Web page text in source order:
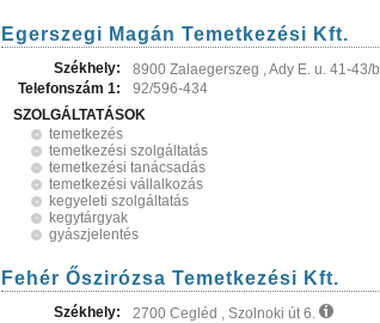
Egerszegi Magán Temetkezési Kft.
Székhely:
8900 Zalaegerszeg , Ady E. u. 41-43/b
Telefonszám 1:
92/596-434
SZOLGÁLTATÁSOK
temetkezés
temetkezési szolgáltatás
temetkezési tanácsadás
temetkezési vállalkozás
kegyeleti szolgáltatás
kegytárgyak
gyászjelentés
Fehér Őszirózsa Temetkezési Kft.
Székhely:
2700 Cegléd , Szolnoki út 6.